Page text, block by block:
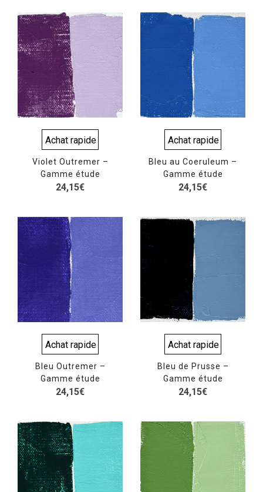
Achat rapide
Violet Outremer –
Gamme étude
24,15€
Achat rapide
Bleu au Coeruleum –
Gamme étude
24,15€
Achat rapide
Bleu Outremer –
Gamme étude
24,15€
Achat rapide
Bleu de Prusse –
Gamme étude
24,15€